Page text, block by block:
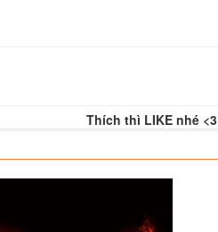
Thích thì LIKE nhé <3